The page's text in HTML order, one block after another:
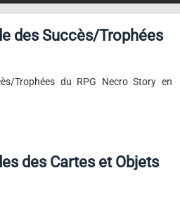
des Succès/Trophées
Trophées du RPG Necro Story en
des Cartes et Objets